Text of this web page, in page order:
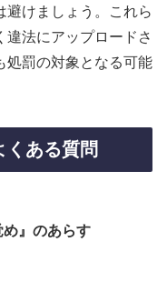
避けましょう。これら
法にアップロードさ
処罰の対象となる可能
くある質問
』のあらす